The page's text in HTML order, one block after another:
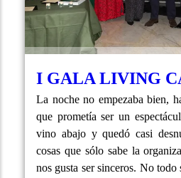
I GALA LIVING
La noche no empezaba bien,
que prometía ser un
vino abajo y quedó casi
cosas que sólo sabe la
nos gusta ser sinceros. No